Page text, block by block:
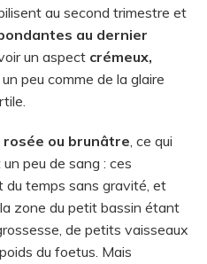
au second trimestre et
au dernier
un aspect crémeux,
un peu comme de la glaire
rosée ou brunâtre, ce qui
peu de sang : ces
du temps sans gravité, et
zone du petit bassin étant
de petits vaisseaux
du foetus. Mais